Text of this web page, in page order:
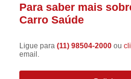
Para saber mais
Carro Saúde
Ligue para(11) 98504-2000ou
email.